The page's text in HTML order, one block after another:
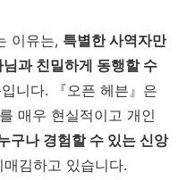
이유는, 특별한 사역자만
과 친밀하게 동행할 수
니다. 『오픈 헤븐』은
매우 현실적이고 개인
구나 경험할 수 있는 신앙
매김하고 있습니다.